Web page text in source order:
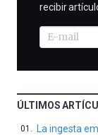
recibir
ÚLTIMOS
La ingesta